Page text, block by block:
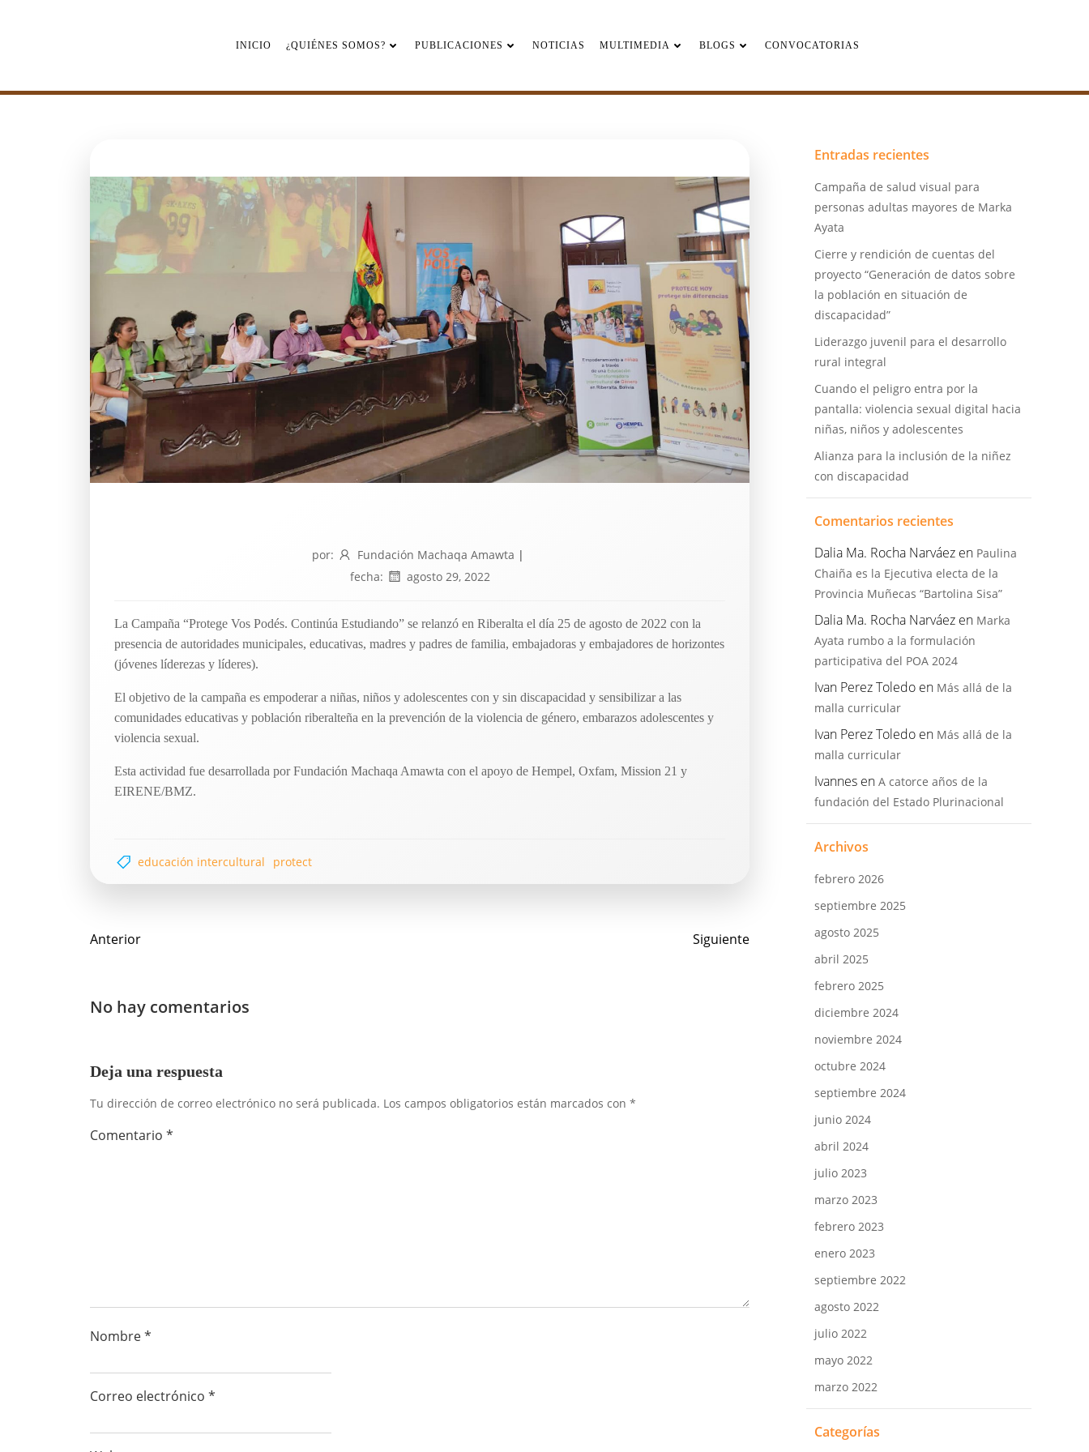
INICIO ¿QUIÉNES SOMOS? PUBLICACIONES NOTICIAS MULTIMEDIA BLOGS CONVOCATORIAS
por: Fundación Machaqa Amawta |
fecha:
agosto 29, 2022
La Campaña “Protege Vos Podés. Continúa Estudiando” se relanzó en Riberalta el día 25 de agosto de 2022 con la
presencia de autoridades municipales, educativas, madres y padres de familia, embajadoras y embajadores de horizontes
(jóvenes líderezas y líderes).
El objetivo de la campaña es empoderar a niñas, niños y adolescentes con y sin discapacidad y sensibilizar a las
comunidades educativas y población riberalteña en la prevención de la violencia de género, embarazos adolescentes y
violencia sexual.
Esta actividad fue desarrollada por Fundación Machaqa Amawta con el apoyo de Hempel, Oxfam, Mission 21 y
EIRENE/BMZ.
educación intercultural protect
Navegación
entradas
Anterior
Navegación
Siguiente
No hay comentarios
Deja una respuesta
Tu dirección de correo electrónico no será publicada. Los campos obligatorios están marcados con *
Comentario *
Nombre*
Correo electrónico *
Entradas recientes
Campaña de salud visual para
personas adultas mayores de Marka
Ayata
Cierre y rendición de cuentas del
proyecto “Generación de datos sobre
la población en situación de
discapacidad”
Liderazgo juvenil para el desarrollo
rural integral
Cuando el peligro entra por la
pantalla: violencia sexual digital hacia
niñas, niños y adolescentes
Alianza para la inclusión de la niñez
con discapacidad
Comentarios recientes
Dalia Ma. Rocha Narváez en Paulina
Chaiña es la Ejecutiva electa de la
Provincia Muñecas “Bartolina Sisa”
Dalia Ma. Rocha Narváez en Marka
Ayata rumbo a la formulación
participativa del POA 2024
Ivan Perez Toledo en Más allá de la
malla curricular
Ivan Perez Toledo en Más allá de la
malla curricular
Ivannes en A catorce años de la
fundación del Estado Plurinacional
Archivos
febrero 2026
septiembre 2025
agosto 2025
abril 2025
febrero 2025
diciembre 2024
noviembre 2024
octubre 2024
septiembre 2024
junio 2024
abril 2024
julio 2023
marzo 2023
febrero 2023
enero 2023
septiembre 2022
agosto 2022
julio 2022
mayo 2022
marzo 2022
Categorías